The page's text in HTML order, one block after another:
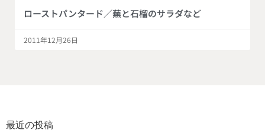
ローストパンタード／蕪と石榴のサラダなど
2011年12月26日
最近の投稿